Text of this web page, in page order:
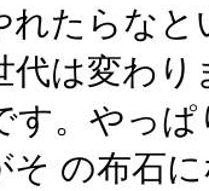
れたらな
代は変わ
す。やっ
そ の布石